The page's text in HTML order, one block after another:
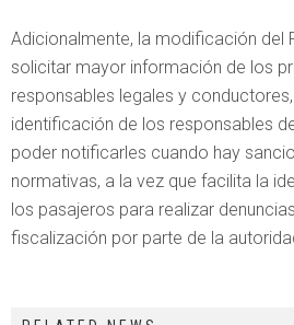
Adicionalmente, la modificación del
solicitar mayor información de los
responsables legales y
identificación de los responsables
poder notificarles cuando hay
normativas, a la vez que facilita la
los pasajeros para realizar
fiscalización por parte de la